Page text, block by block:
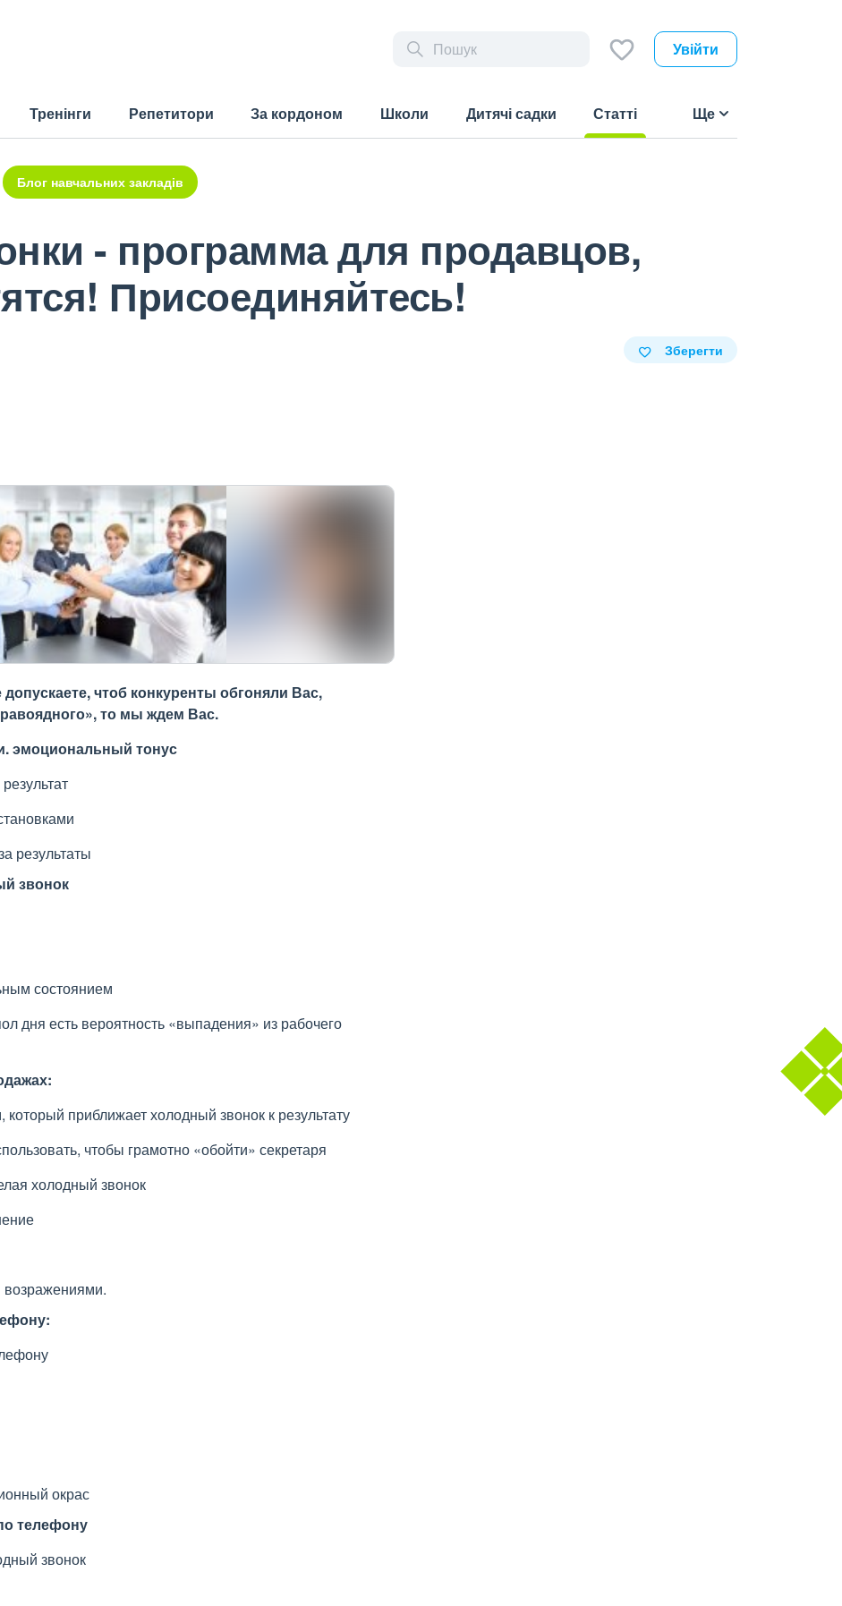
Увійти
Тренінги Репетитори За кордоном Школи Дитячі садки
Статті
Ще
Блог навчальних закладів
- программа для продавцов,
Присоединяйтесь!
Зберегти
чтоб конкуренты обгоняли Вас,
то мы ждем Вас.
эмоциональный тонус
результаты
звонок
состоянием
дня есть вероятность «выпадения» из рабочего
приближает холодный звонок к результату
чтобы грамотно «обойти» секретаря
холодный звонок
окрас
телефону
звонок